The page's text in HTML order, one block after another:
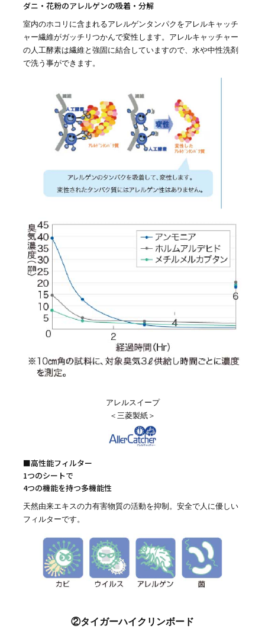
ダニ・花粉のアレルゲンの吸着・分解
室内のホコリに含まれるアレルゲンタンパクをアレルキャッチ
ャー繊維がガッチリつかんで変性します。アレルキャッチャー
の人工酵素は繊維と強固に結合していますので、水や中性洗剤
で洗う事ができます。
アレルスイープ
＜三菱製紙＞
■高性能フィルター
1つのシートで
4つの機能を持つ多機能性
天然由来エキスの力有害物質の活動を抑制。安全で人に優しい
フィルターです。
②タイガーハイクリンボード